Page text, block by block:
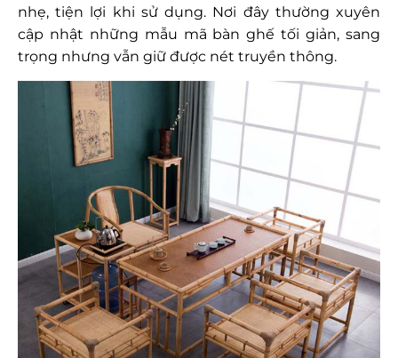
nhẹ, tiện lợi khi sử dụng. Nơi đây thường xuyên
cập nhật những mẫu mã bàn ghế tối giản, sang
trọng nhưng vẫn giữ được nét truyền thông.